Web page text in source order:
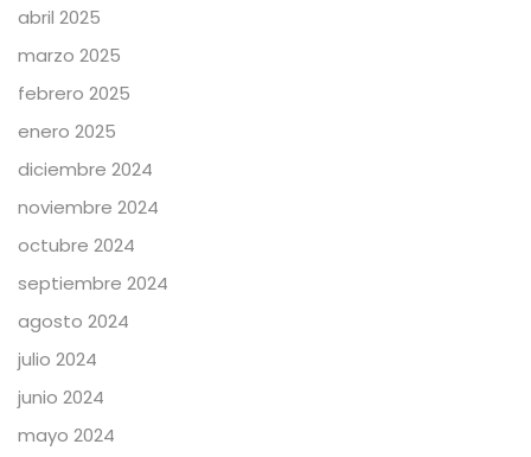
abril 2025
marzo 2025
febrero 2025
enero 2025
diciembre 2024
noviembre 2024
octubre 2024
septiembre 2024
agosto 2024
julio 2024
junio 2024
mayo 2024